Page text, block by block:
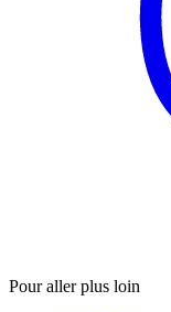
Pour aller plus loin